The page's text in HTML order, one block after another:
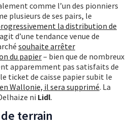
comme l’un des pionniers
plusieurs de ses pairs, le
la distribution de
d’une tendance venue de
souhaite arrêter
du papier– bien que de nombreux
apparemment pas satisfaits de
ticket de caisse papier subit le
Wallonie, il sera supprimé. La
ni Lidl.
terrain